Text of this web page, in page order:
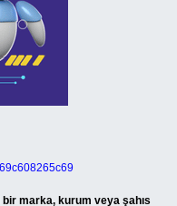
marka, kurum veya şahıs